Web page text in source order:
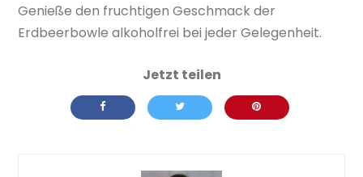
Genieße den fruchtigen Geschmack der
Erdbeerbowle alkoholfrei bei jeder Gelegenheit.